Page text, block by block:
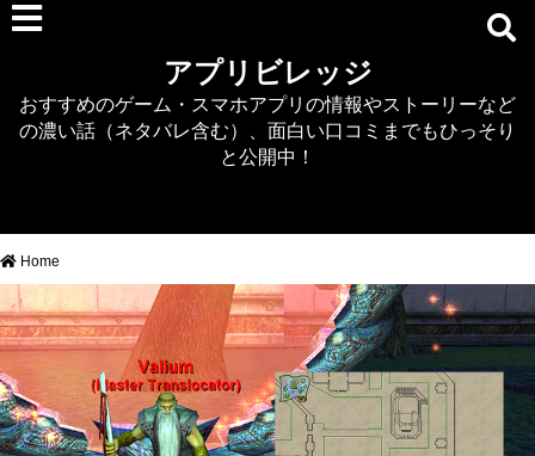
デタリキZ
アナザーエデン
RTS/MOBA
アクション
シミュレーション
牧場婚活
DEAD OR ALIVE XVV
アプリビレッジ
おすすめのゲーム・スマホアプリの情報やストーリーなど
の濃い話（ネタバレ含む）、面白い口コミまでもひっそり
と公開中！
Home